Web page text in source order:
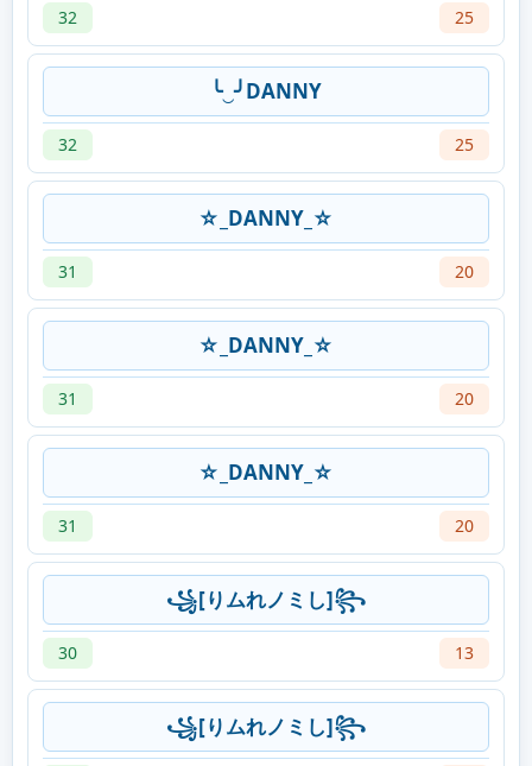
32 25
╰‿╯DANNY
32 25
☆_DANNY_☆
31 20
☆_DANNY_☆
31 20
☆_DANNY_☆
31 20
꧁[りムれノミし]꧂
30 13
꧁[りムれノミし]꧂